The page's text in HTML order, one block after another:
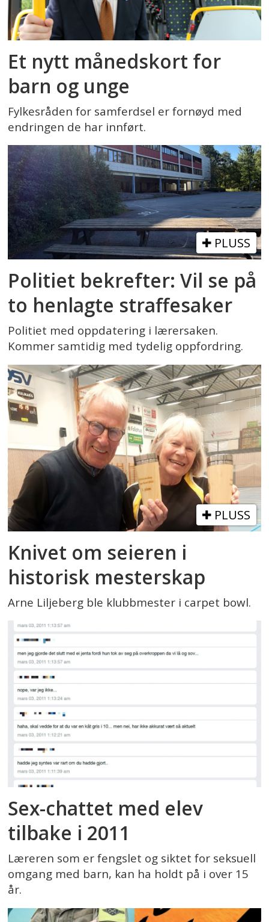
Et nytt månedskort for
barn og unge
Fylkesråden for samferdsel er fornøyd med
endringen de har innført.
PLUSS
Politiet bekrefter: Vil se på
to henlagte straffesaker
Politiet med oppdatering i lærersaken.
Kommer samtidig med tydelig oppfordring.
PLUSS
Knivet om seieren i
historisk mesterskap
Arne Liljeberg ble klubbmester i carpet bowl.
Sex-chattet med elev
tilbake i 2011
Læreren som er fengslet og siktet for seksuell
omgang med barn, kan ha holdt på i over 15
år.